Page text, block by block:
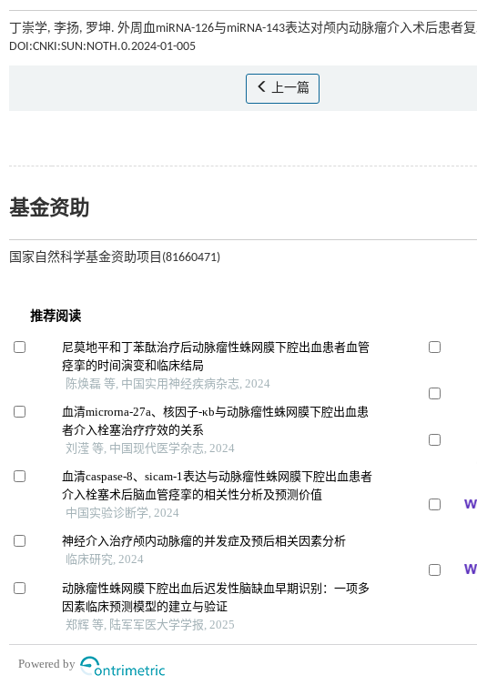
丁崇学, 李扬, 罗坤. 外周血miRNA-126与miRNA-143表达对颅内动脉瘤介入术后患者
DOI:CNKI:SUN:NOTH.0.2024-01-005
上一篇
基金资助
国家自然科学基金资助项目(81660471)